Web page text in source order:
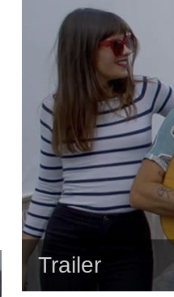
Trailer